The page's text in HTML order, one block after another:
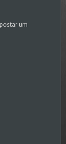
um